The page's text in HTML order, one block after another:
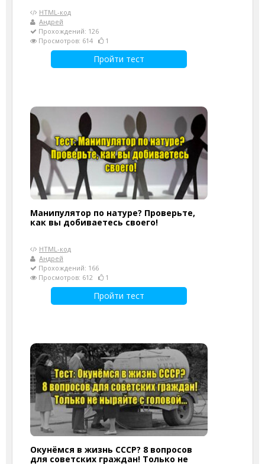
HTML-код
Андрей
Прохождений: 126
Просмотров: 614
1
Пройти тест
Манипулятор по натуре? Проверьте,
как вы добиваетесь своего!
HTML-код
Андрей
Прохождений: 166
Просмотров: 612
1
Пройти тест
Окунёмся в жизнь СССР? 8 вопросов
для советских граждан! Только не